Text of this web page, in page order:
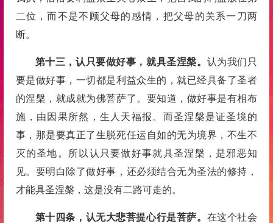
二位，而不是不顾父母的感情，把父母的关系一刀两
断。
第十三，认只要做好事，就具圣涅槃。 认为我们只
要是做好事，一切都是利益众生的，就已经具备了圣者
的涅槃，就成就为佛菩萨了。要知道，做好事是有相布
施，由因果所然，生人天福报。而圣涅槃是证圣境的
事，那是要真正了生脱死任运自如的无为境界，不生不
灭的圣地。所以认只要做好事就具圣涅槃，是邪恶知
见。要明白除了做好事，还必须结合无为圣法的修持，
才能具圣涅槃，这是没有二路可走的。
第十四条，认无大悲菩提心行是菩萨。 在这个社会